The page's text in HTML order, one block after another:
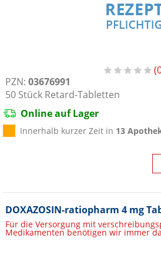
PZN: 03676991
50 Stück Retard-Tabletten
Online auf Lager
Innerhalb kurzer Zeit in 13
DOXAZOSIN-ratiopharm 4 mg
Für die Versorgung mit
Medikamenten benötigen wir immer